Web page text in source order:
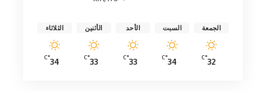
الجمعة
32
°C
السبت
34
°C
الأحد
33
°C
الأثنين
33
°C
الثلاثاء
34
°C